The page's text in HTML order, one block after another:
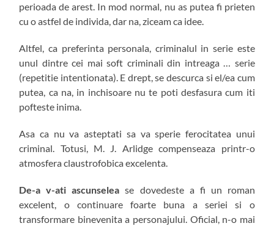
perioada de arest. In mod normal, nu as putea fi prieten
cu o astfel de individa, dar na, ziceam ca idee.
Altfel, ca preferinta personala, criminalul in serie este
unul dintre cei mai soft criminali din intreaga … serie
(repetitie intentionata). E drept, se descurca si el/ea cum
putea, ca na, in inchisoare nu te poti desfasura cum iti
pofteste inima.
Asa ca nu va asteptati sa va sperie ferocitatea unui
criminal. Totusi, M. J. Arlidge compenseaza printr-o
atmosfera claustrofobica excelenta.
De-a v-ati ascunselea se dovedeste a fi un roman
excelent, o continuare foarte buna a seriei si o
transformare binevenita a personajului. Oficial, n-o mai